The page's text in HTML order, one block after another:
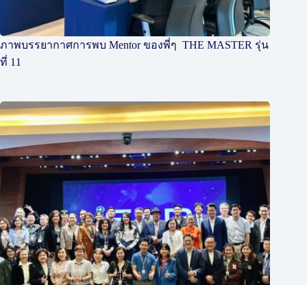
ภาพบรรยากาศการพบ Mentor ของพี่ๆ THE MASTER รุ่น
ที่ 11